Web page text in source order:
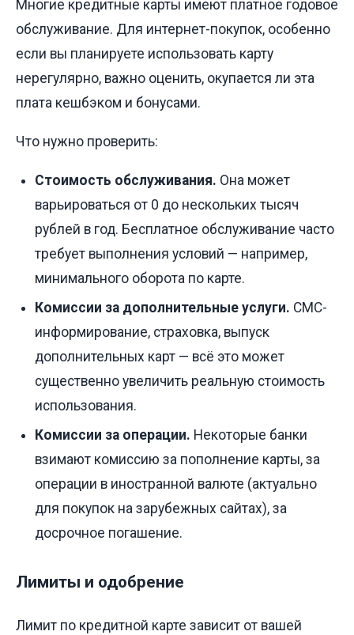
Многие кредитные карты имеют платное годовое
обслуживание. Для интернет-покупок, особенно
если вы планируете использовать карту
нерегулярно, важно оценить, окупается ли эта
плата кешбэком и бонусами.
Что нужно проверить:
Стоимость обслуживания. Она может
варьироваться от 0 до нескольких тысяч
рублей в год. Бесплатное обслуживание часто
требует выполнения условий — например,
минимального оборота по карте.
Комиссии за дополнительные услуги. СМС-
информирование, страховка, выпуск
дополнительных карт — всё это может
существенно увеличить реальную стоимость
использования.
Комиссии за операции. Некоторые банки
взимают комиссию за пополнение карты, за
операции в иностранной валюте (актуально
для покупок на зарубежных сайтах), за
досрочное погашение.
Лимиты и одобрение
Лимит по кредитной карте зависит от вашей